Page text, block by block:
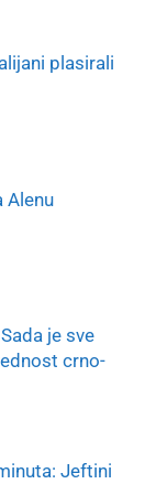
plasirali
Alenu
je sve
crno-
Jeftini